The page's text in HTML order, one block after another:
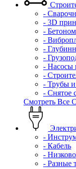
-
- 3D
-
-
-
-
- Насосы
-
- Трубы
- Снятое
Смотреть Все
-
- Кабель
-
- Разные